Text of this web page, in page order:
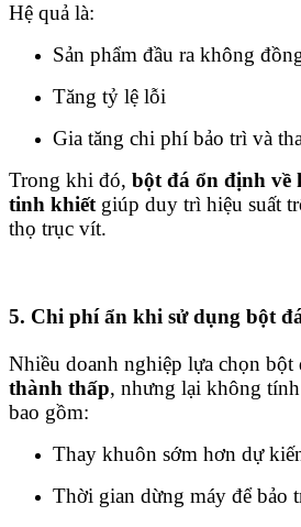
Hệ quả là:
Sản phẩm đầu ra không
Tăng tỷ lệ lỗi
Gia tăng chi phí bảo trì và
Trong khi đó, bột đá ổn định về
tinh khiết giúp duy trì hiệu suất
thọ trục vít.
5. Chi phí ẩn khi sử dụng bột
Nhiều doanh nghiệp lựa chọn bột
thành thấp, nhưng lại không
bao gồm:
Thay khuôn sớm hơn dự
Thời gian dừng máy để bảo